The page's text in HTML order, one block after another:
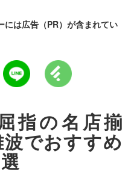
には広告（PR）が含まれてい
指の名店揃
でおすすめ